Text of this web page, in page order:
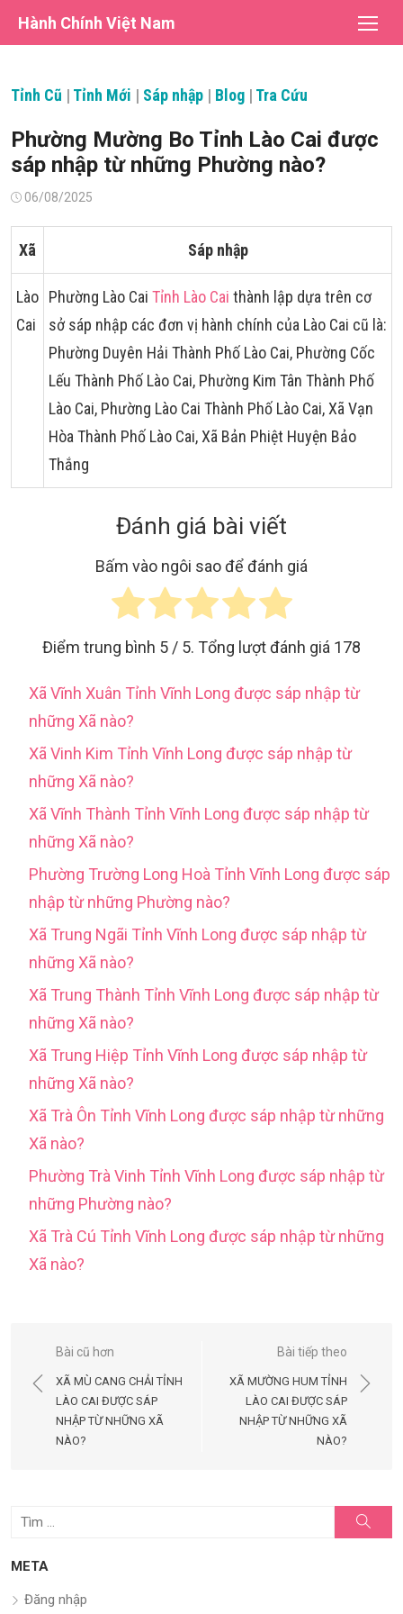
Hành Chính Việt Nam
Tỉnh Cũ | Tỉnh Mới | Sáp nhập | Blog | Tra Cứu
Phường Mường Bo Tỉnh Lào Cai được
sáp nhập từ những Phường nào?
Đăng06/08/2025
Xã Sáp nhập
Lào
Cai
Phường Lào Cai Tỉnh Lào Cai thành lập dựa trên cơ
sở sáp nhập các đơn vị hành chính của Lào Cai cũ là:
Phường Duyên Hải Thành Phố Lào Cai, Phường Cốc
Lếu Thành Phố Lào Cai, Phường Kim Tân Thành Phố
Lào Cai, Phường Lào Cai Thành Phố Lào Cai, Xã Vạn
Hòa Thành Phố Lào Cai, Xã Bản Phiệt Huyện Bảo
Thắng
Đánh giá bài viết
Bấm vào ngôi sao để đánh giá
Điểm trung bình 5 / 5. Tổng lượt đánh giá 178
Xã Vĩnh Xuân Tỉnh Vĩnh Long được sáp nhập từ
những Xã nào?
Xã Vinh Kim Tỉnh Vĩnh Long được sáp nhập từ
những Xã nào?
Xã Vĩnh Thành Tỉnh Vĩnh Long được sáp nhập từ
những Xã nào?
Phường Trường Long Hoà Tỉnh Vĩnh Long được sáp
nhập từ những Phường nào?
Xã Trung Ngãi Tỉnh Vĩnh Long được sáp nhập từ
những Xã nào?
Xã Trung Thành Tỉnh Vĩnh Long được sáp nhập từ
những Xã nào?
Xã Trung Hiệp Tỉnh Vĩnh Long được sáp nhập từ
những Xã nào?
Xã Trà Ôn Tỉnh Vĩnh Long được sáp nhập từ những
Xã nào?
Phường Trà Vinh Tỉnh Vĩnh Long được sáp nhập từ
những Phường nào?
Xã Trà Cú Tỉnh Vĩnh Long được sáp nhập từ những
Xã nào?
Điều
hướng
viết
Bài cũ hơn
XÃ MÙ CANG CHẢI TỈNH
LÀO CAI ĐƯỢC SÁP
NHẬP TỪ NHỮNG XÃ
NÀO?
Bài tiếp theo
XÃ MƯỜNG HUM TỈNH
LÀO CAI ĐƯỢC SÁP
NHẬP TỪ NHỮNG XÃ
NÀO?
Tìm
quả
kiếm
META
Đăng nhập